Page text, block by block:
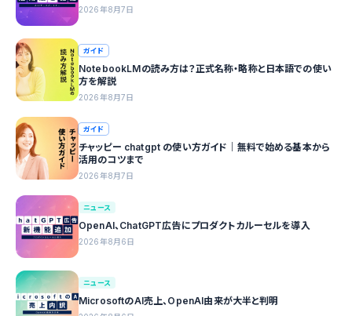
2026年8月7日
ガイド
NotebookLMの読み方は？正式名称・略称と日本語での使い
方を解説
2026年8月7日
ガイド
チャッピー chatgpt の使い方ガイド｜無料で始める基本から
活用のコツまで
2026年8月7日
ニュース
OpenAI、ChatGPT広告にプロダクトカルーセルを導入
2026年8月6日
ニュース
MicrosoftのAI売上、OpenAI由来が大半と判明